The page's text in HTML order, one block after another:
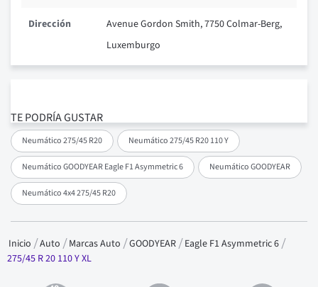
TE PODRÍA GUSTAR
Neumático 275/45 R20 Neumático 275/45 R20 110 Y
Neumático GOODYEAR Eagle F1 Asymmetric 6 Neumático GOODYEAR
Neumático 4x4 275/45 R20
Dirección
Avenue Gordon Smith, 7750 Colmar-Berg,
Luxemburgo
Inicio Auto Marcas Auto GOODYEAR
Eagle F1 Asymmetric 6
275/45 R 20 110 Y XL